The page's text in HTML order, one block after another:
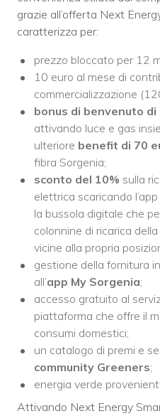
grazie all’offerta Next
caratterizza per:
prezzo bloccato per 12
10 euro al mese di
commercializzazione
bonus di benvenuto di
attivando luce e gas
ulteriore benefit di 70
fibra Sorgenia;
sconto del 10% sulla
elettrica scaricando l’app
la bussola digitale che
colonnine di ricarica
vicine alla propria
gestione della fornitura
all’app My Sorgenia;
accesso gratuito al
piattaforma che offre il
consumi domestici;
un catalogo di premi e
community Greeners;
energia verde
Attivando Next Energy